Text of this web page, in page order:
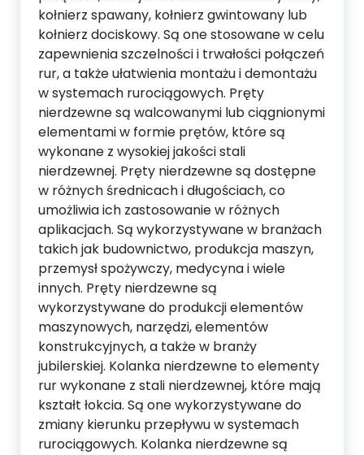
kołnierz spawany, kołnierz gwintowany lub
kołnierz dociskowy. Są one stosowane w celu
zapewnienia szczelności i trwałości połączeń
rur, a także ułatwienia montażu i demontażu
w systemach rurociągowych. Pręty
nierdzewne są walcowanymi lub ciągnionymi
elementami w formie prętów, które są
wykonane z wysokiej jakości stali
nierdzewnej. Pręty nierdzewne są dostępne
w różnych średnicach i długościach, co
umożliwia ich zastosowanie w różnych
aplikacjach. Są wykorzystywane w branżach
takich jak budownictwo, produkcja maszyn,
przemysł spożywczy, medycyna i wiele
innych. Pręty nierdzewne są
wykorzystywane do produkcji elementów
maszynowych, narzędzi, elementów
konstrukcyjnych, a także w branży
jubilerskiej. Kolanka nierdzewne to elementy
rur wykonane z stali nierdzewnej, które mają
kształt łokcia. Są one wykorzystywane do
zmiany kierunku przepływu w systemach
rurociągowych. Kolanka nierdzewne są